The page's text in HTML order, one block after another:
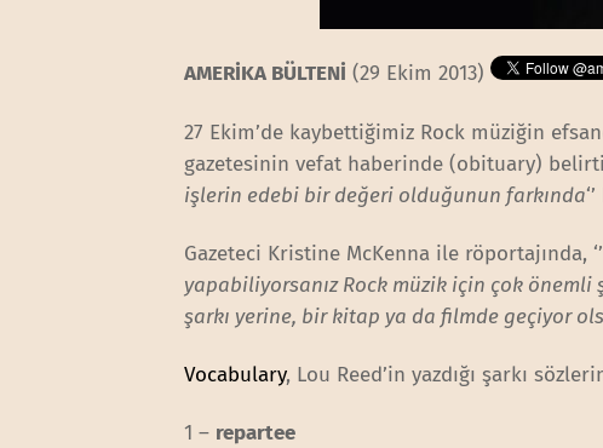
AMERİKA BÜLTENİ (29 Ekim 2013)
27 Ekim’de kaybettiğimiz Rock müziğin
gazetesinin vefat haberinde (obituary)
işlerin edebi bir değeri olduğunun farkında
Gazeteci Kristine McKenna ile röportajında, ‘’
yapabiliyorsanız Rock müzik için çok önemli
şarkı yerine, bir kitap ya da filmde geçiyor
Vocabulary, Lou Reed’in yazdığı şarkı
1 – repartee